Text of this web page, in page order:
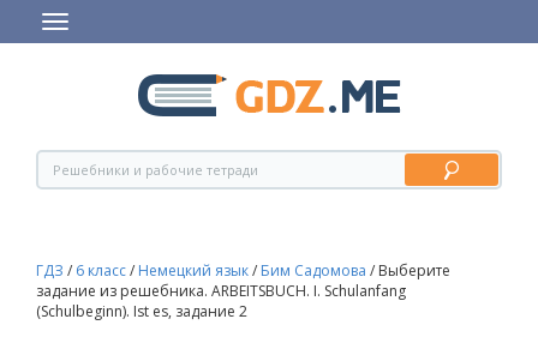
ГДЗ / 6 класс/ Немецкий язык/ Бим Садомова / Выберите
задание из решебника. ARBEITSBUCH. I. Schulanfang
(Schulbeginn). Ist es, задание 2